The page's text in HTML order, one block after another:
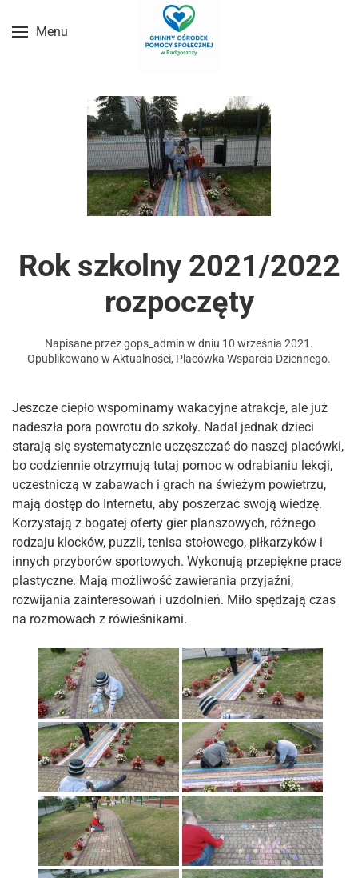
Przejdź do treści głównej
Menu
Rok szkolny 2021/2022
rozpoczęty
Napisane przezgops_admin w dniu 10 września 2021 .
Opublikowano w Aktualności, Placówka Wsparcia Dziennego.
Jeszcze ciepło wspominamy wakacyjne atrakcje, ale już
nadeszła pora powrotu do szkoły. Nadal jednak dzieci
starają się systematycznie uczęszczać do naszej placówki,
bo codziennie otrzymują tutaj pomoc w odrabianiu lekcji,
uczestniczą w zabawach i grach na świeżym powietrzu,
mają dostęp do Internetu, aby poszerzać swoją wiedzę.
Korzystają z bogatej oferty gier planszowych, różnego
rodzaju klocków, puzzli, tenisa stołowego, piłkarzyków i
innych przyborów sportowych. Wykonują przepiękne prace
plastyczne. Mają możliwość zawierania przyjaźni,
rozwijania zainteresowań i uzdolnień. Miło spędzają czas
na rozmowach z rówieśnikami.